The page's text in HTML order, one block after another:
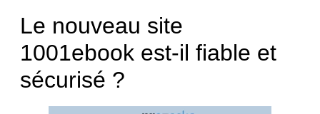
Le nouveau site
1001ebook est-il fiable et
sécurisé ?